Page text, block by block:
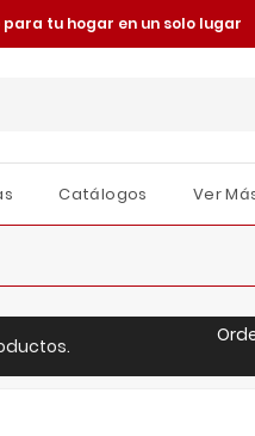
para tu hogar en un solo lugar
Catálogos Ver